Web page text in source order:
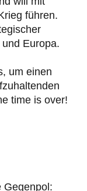
führen.
Europa.
um einen
time is over!
Gegenpol: